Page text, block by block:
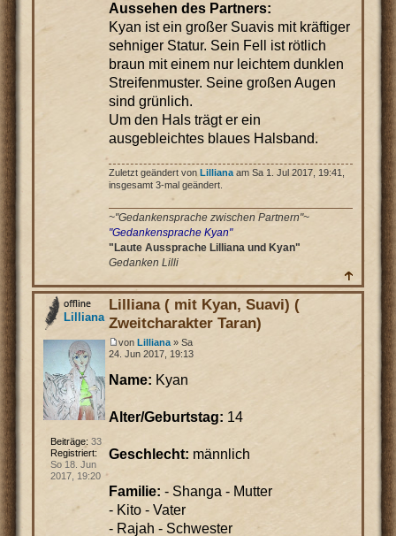
Aussehen des Partners:
Kyan ist ein großer Suavis mit kräftiger
sehniger Statur. Sein Fell ist rötlich
braun mit einem nur leichtem dunklen
Streifenmuster. Seine großen Augen
sind grünlich.
Um den Hals trägt er ein
ausgebleichtes blaues Halsband.
Zuletzt geändert von Lillianaam Sa 1. Jul 2017, 19:41,
insgesamt 3-mal geändert.
~"Gedankensprache zwischen Partnern"~
"Gedankensprache Kyan"
"Laute Aussprache Lilliana und Kyan"
Gedanken Lilli
Lilliana ( mit Kyan, Suavi) (
Zweitcharakter Taran)
von Lilliana» Sa
24. Jun 2017, 19:13
Name: Kyan
Alter/Geburtstag: 14
Geschlecht: männlich
Familie: - Shanga - Mutter
- Kito - Vater
- Rajah - Schwester
Lilliana
Beiträge: 33
Registriert:
So 18. Jun
2017, 19:20